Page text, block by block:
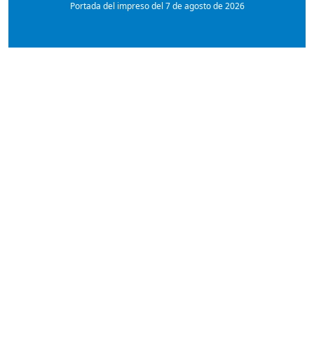
Portada del impreso del 7 de agosto de 2026